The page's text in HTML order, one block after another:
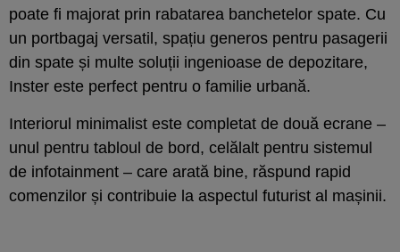
poate fi majorat prin rabatarea banchetelor spate. Cu
un portbagaj versatil, spațiu generos pentru pasagerii
din spate și multe soluții ingenioase de depozitare,
Inster este perfect pentru o familie urbană.
Interiorul minimalist este completat de două ecrane –
unul pentru tabloul de bord, celălalt pentru sistemul
de infotainment – care arată bine, răspund rapid
comenzilor și contribuie la aspectul futurist al mașinii.